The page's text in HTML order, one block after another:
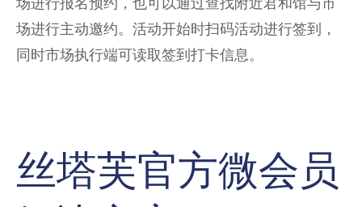
场进行主动邀约。活动开始时扫码活动进行签到，
同时市场执行端可读取签到打卡信息。
丝塔芙官方微会员